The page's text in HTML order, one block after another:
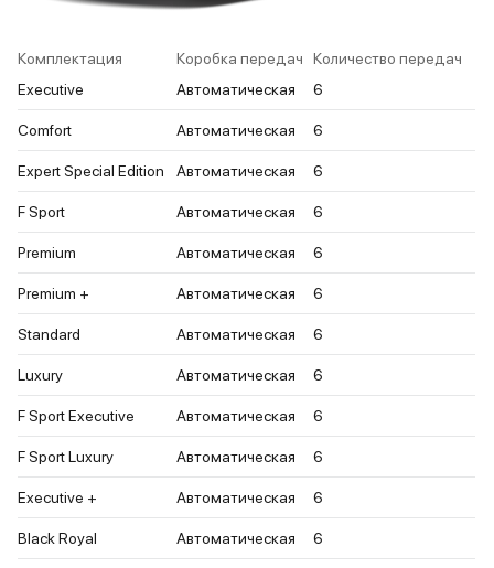
Комплектация Коробка передач
Количество передач
Executive
Автоматическая 6
Comfort Автоматическая 6
Expert Special Edition Автоматическая 6
F Sport Автоматическая 6
Premium Автоматическая 6
Premium + Автоматическая 6
Standard Автоматическая 6
Luxury Автоматическая 6
F Sport Executive Автоматическая 6
F Sport Luxury Автоматическая 6
Executive + Автоматическая 6
Black Royal Автоматическая 6